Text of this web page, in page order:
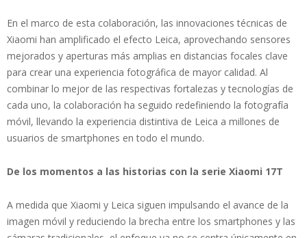
En el marco de esta colaboración, las innovaciones técnicas de
Xiaomi han amplificado el efecto Leica, aprovechando sensores
mejorados y aperturas más amplias en distancias focales clave
para crear una experiencia fotográfica de mayor calidad. Al
combinar lo mejor de las respectivas fortalezas y tecnologías de
cada uno, la colaboración ha seguido redefiniendo la fotografía
móvil, llevando la experiencia distintiva de Leica a millones de
usuarios de smartphones en todo el mundo.
De los momentos a las historias con la serie Xiaomi 17T
A medida que Xiaomi y Leica siguen impulsando el avance de la
imagen móvil y reduciendo la brecha entre los smartphones y las